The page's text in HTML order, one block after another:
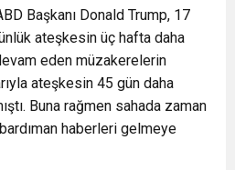
Başkanı Donald Trump, 17
ateşkesin üç hafta daha
eden müzakerelerin
ateşkesin 45 gün daha
Buna rağmen sahada zaman
haberleri gelmeye